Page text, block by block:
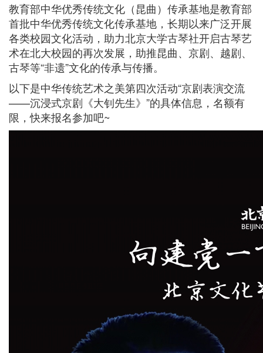
教育部中华优秀传统文化（昆曲）传承基地是教育部
首批中华优秀传统文化传承基地，长期以来广泛开展
各类校园文化活动，助力北京大学古琴社开启古琴艺
术在北大校园的再次发展，助推昆曲、京剧、越剧、
古琴等“非遗”文化的传承与传播。
以下是中华传统艺术之美第四次活动“京剧表演交流
——沉浸式京剧《大钊先生》”的具体信息，名额有
限，快来报名参加吧~